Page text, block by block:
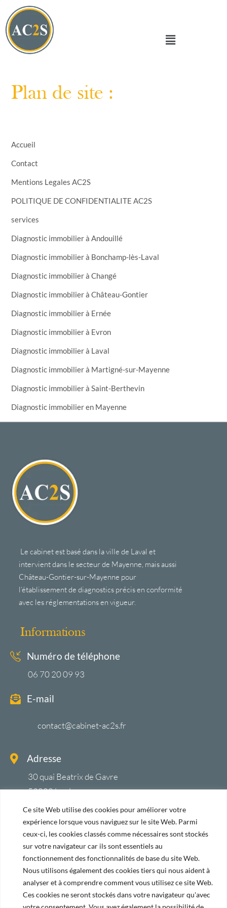
Ce site Web utilise des cookies pour améliorer votre
expérience lorsque vous naviguez sur le site Web. Parmi
ceux-ci, les cookies classés comme nécessaires sont stockés
sur votre navigateur car ils sont essentiels au
fonctionnement des fonctionnalités de base du site Web.
Nous utilisons également des cookies tiers qui nous aident à
analyser et à comprendre comment vous utilisez ce site Web.
Ces cookies ne seront stockés dans votre navigateur qu'avec
Plan de site :
Accueil
Contact
Mentions Legales AC2S
POLITIQUE DE CONFIDENTIALITE AC2S
services
Diagnostic immobilier à Andouillé
Diagnostic immobilier à Bonchamp-lès-Laval
Diagnostic immobilier à Changé
Diagnostic immobilier à Château-Gontier
Diagnostic immobilier à Ernée
Diagnostic immobilier à Evron
Diagnostic immobilier à Laval
Diagnostic immobilier à Martigné-sur-Mayenne
Diagnostic immobilier à Saint-Berthevin
Diagnostic immobilier en Mayenne
Le cabinet est basé dans la ville de Laval et
intervient dans le secteur de Mayenne, mais aussi
Château-Gontier-sur-Mayenne pour
l’établissement de diagnostics précis en conformité
avec les réglementations en vigueur.
Informations
Numéro de téléphone
06 70 20 09 93
E-mail
contact@cabinet-ac2s.fr
Adresse
30 quai Beatrix de Gavre
53000 laval
Liens utiles
Accueil
Services
Contact
Mentions légales